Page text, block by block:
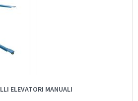
ELEVATORI MANUALI